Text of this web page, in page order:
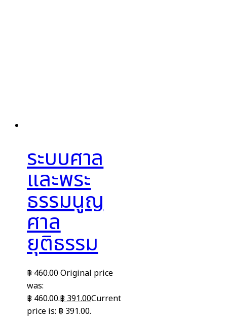
ระบบศาล
และพระ
ธรรมนูญ
ศาล
ยุติธรรม
฿460.00Original price
was:
฿ 460.00.฿ 391.00Current
price is: ฿ 391.00.